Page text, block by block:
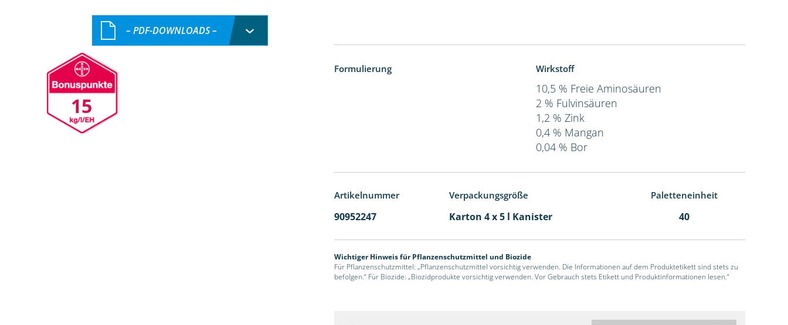
15
– PDF-DOWNLOADS –
Formulierung Wirkstoff
10,5 % Freie Aminosäuren
2 % Fulvinsäuren
1,2 % Zink
0,4 % Mangan
0,04 % Bor
Artikelnummer Verpackungsgröße Paletteneinheit
90952247 Karton 4 x 5 l Kanister 40
Wichtiger Hinweis für Pflanzenschutzmittel und Biozide
Für Pflanzenschutzmittel: „Pflanzenschutzmittel vorsichtig verwenden. Die Informationen auf dem Produktetikett sind stets zu
befolgen.“ Für Biozide: „Biozidprodukte vorsichtig verwenden. Vor Gebrauch stets Etikett und Produktinformationen lesen.“